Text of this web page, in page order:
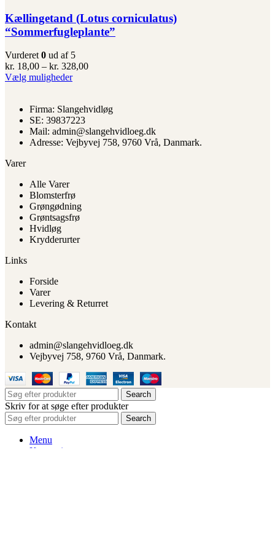
varianter.
Mulighederne
kan
på
varesiden
Kællingetand (Lotus corniculatus)
“Sommerfugleplante”
Vurderet 0 ud af 5
kr. 18,00 – kr. 328,00Prisinterval:
Vælg mulighederDette
flere
varianter.
Mulighederne
kan
Firma: Slangehvidløg
SE: 39837223
Mail: admin@slangehvidloeg.dk
Adresse: Vejbyvej 758, 9760 Vrå, Danmark.
Varer
Alle Varer
Blomsterfrø
Grøngødning
Grøntsagsfrø
Hvidløg
Krydderurter
Links
Forside
Varer
Levering & Returret
Kontakt
admin@slangehvidloeg.dk
Vejbyvej 758, 9760 Vrå, Danmark.
Search
Skriv for at søge efter produkter
Search
Menu
Kategorier